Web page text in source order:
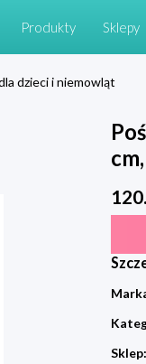
Produkty Sklepy
dzieci i niemowląt
Sklep: